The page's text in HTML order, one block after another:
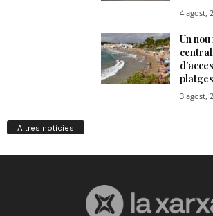
Altres notícies